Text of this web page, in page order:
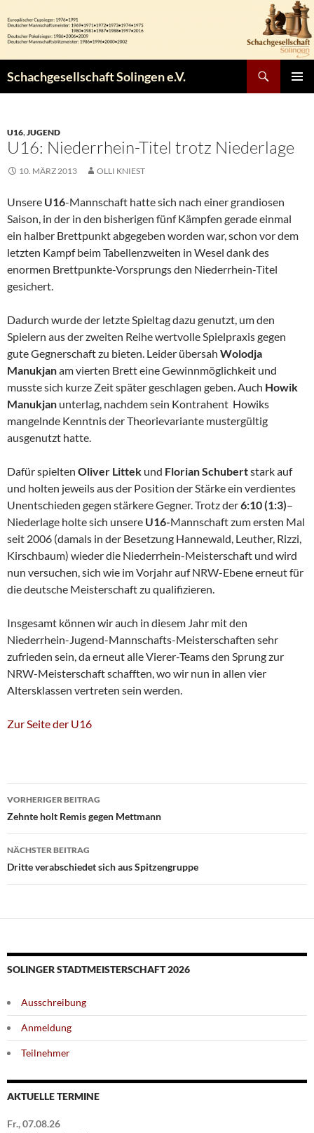
Inhalt
springen
Schachgesellschaft Solingen e.V.
U16,JUGEND
U16: Niederrhein-Titel trotz Niederlage
10. MÄRZ 2013 OLLI KNIEST
Unsere U16-Mannschaft hatte sich nach einer grandiosen
Saison, in der in den bisherigen fünf Kämpfen gerade einmal
ein halber Brettpunkt abgegeben worden war, schon vor dem
letzten Kampf beim Tabellenzweiten in Wesel dank des
enormen Brettpunkte-Vorsprungs den Niederrhein-Titel
gesichert.
Dadurch wurde der letzte Spieltag dazu genutzt, um den
Spielern aus der zweiten Reihe wertvolle Spielpraxis gegen
gute Gegnerschaft zu bieten. Leider übersah Wolodja
Manukjanam vierten Brett eine Gewinnmöglichkeit und
musste sich kurze Zeit später geschlagen geben. Auch Howik
Manukjan unterlag, nachdem sein Kontrahent Howiks
mangelnde Kenntnis der Theorievariante mustergültig
ausgenutzt hatte.
Dafür spielten Oliver Littek und Florian Schubertstark auf
und holten jeweils aus der Position der Stärke ein verdientes
Unentschieden gegen stärkere Gegner. Trotz der6:10 (1:3)–
Niederlage holte sich unsere U16-Mannschaft zum ersten Mal
seit 2006 (damals in der Besetzung Hannewald, Leuther, Rizzi,
Kirschbaum) wieder die Niederrhein-Meisterschaft und wird
nun versuchen, sich wie im Vorjahr auf NRW-Ebene erneut für
die deutsche Meisterschaft zu qualifizieren.
Insgesamt können wir auch in diesem Jahr mit den
Niederrhein-Jugend-Mannschafts-Meisterschaften sehr
zufrieden sein, da erneut alle Vierer-Teams den Sprung zur
NRW-Meisterschaft schafften, wo wir nun in allen vier
Altersklassen vertreten sein werden.
Zur Seite der U16
Beitragsnavigation
VORHERIGER BEITRAG
Zehnte holt Remis gegen Mettmann
NÄCHSTER BEITRAG
Dritte verabschiedet sich aus Spitzengruppe
SOLINGER STADTMEISTERSCHAFT 2026
Ausschreibung
Anmeldung
Teilnehmer
AKTUELLE TERMINE
Fr., 07.08.26